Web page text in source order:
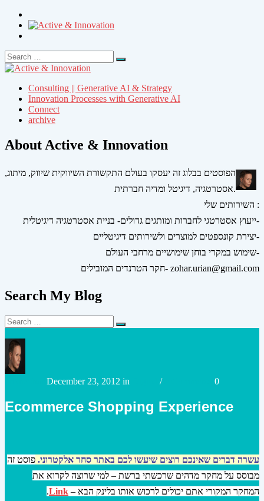
Search
for:
Search
Consulting || Generative AI & Strategy
Innovation Processes with Generative AI
Connect
archive
About Active & Innovation
הפוסטים בבלוג זה יעסקו בעולם התקשורת השיווקית שיווק, מיתוג,
אסטרטגיה, דיגיטל ומדיה חברתית.
השירותים שלי :
ייעוץ אסטרטגי לחברות ומותגים גדולים- בניית אסטרטגיה דיגיטלית-
יצירת קונספטים למוצרים ולשירותים דיגיטליים-
שימוש במקרי בוחן שימושיים מרחבי העולם-
חקר הטרנדים המובילים- zohar.urian@gmail.com
Search My Blog
Search
for:
Search
December 23, 2012 in / 0
Ecommerce Shopping Experience
עשרה דברים שאינכם רוצים שיעשו לכם באתר סחר אלקטרוני. פוסט זה
מבוסס על מחקר מדהים שרכשתי ברשת – למי שרוצה לקרוא את
המחקר המקורי אתם יכולים לרכוש אותו בלינק הבא – Link
.